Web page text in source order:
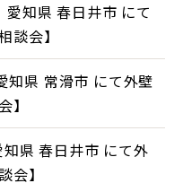
知県 春日井市 にて
談会】
知県 常滑市 にて外壁
】
県 春日井市 にて外
会】